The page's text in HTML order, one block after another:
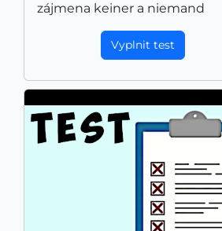
zájmena keiner a niemand
Vyplnit test